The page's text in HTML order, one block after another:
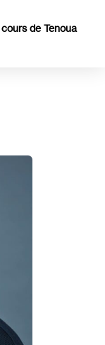
de Tenoua